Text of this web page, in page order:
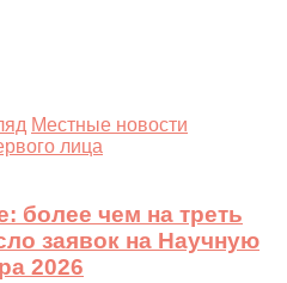
Местные новости
лица
более чем на треть
заявок на Научную
2026